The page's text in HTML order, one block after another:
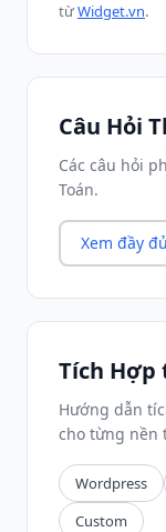
từWidget.vn.
Câu Hỏi
Các câu hỏi
Toán.
Xem đầy
Tích Hợp
Hướng dẫn
cho từng nền
Wordpress
Custom